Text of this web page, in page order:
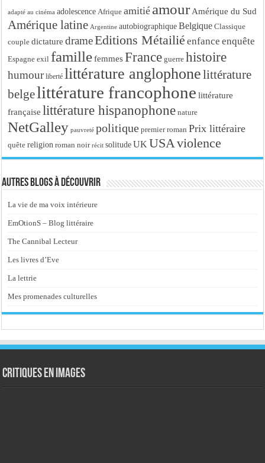
adapté au cinéma adolescence Afrique amitié amour Amérique du Sud
Amérique latine Argentine autobiographique Belgique Classique
couple dictature drameEditions Métailié enfance enquête
Espagne exil famille femmes France guerre histoire
humour liberté littérature anglophonelittérature
belgelittérature francophone littérature
française littérature hispanophone nature
NetGalley pauvreté politique premier roman Prix littéraire
quête religion roman noir récit solitude UK USAviolence
Autres blogs à découvrir
La vie de ma voix intérieure
EmOtionS – Blog littéraire
The Cannibal Lecteur
Les livres d’Eve
La lettrie
Mes promenades culturelles
Critiques en images